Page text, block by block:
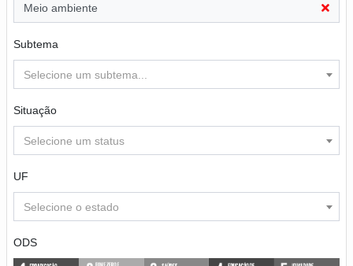
Meio ambiente
Subtema
Selecione um subtema...
Situação
Selecione um status
UF
Selecione o estado
ODS